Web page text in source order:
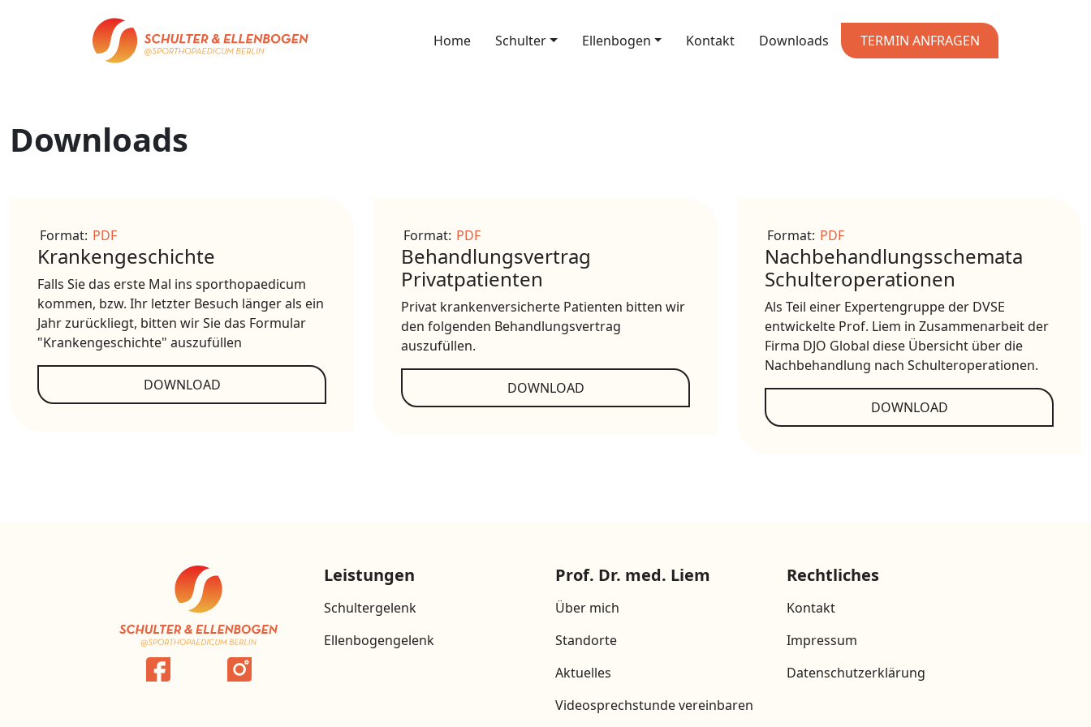
Home Schulter Ellenbogen Kontakt Downloads TERMIN ANFRAGEN
Downloads
Format: PDF
Krankengeschichte
Falls Sie das erste Mal ins sporthopaedicum
kommen, bzw. Ihr letzter Besuch länger als ein
Jahr zurückliegt, bitten wir Sie das Formular
"Krankengeschichte" auszufüllen
DOWNLOAD
Format: PDF
Behandlungsvertrag
Privatpatienten
Privat krankenversicherte Patienten bitten wir
den folgenden Behandlungsvertrag
auszufüllen.
DOWNLOAD
Format: PDF
Nachbehandlungsschemata
Schulteroperationen
Als Teil einer Expertengruppe der DVSE
entwickelte Prof. Liem in Zusammenarbeit der
Firma DJO Global diese Übersicht über die
Nachbehandlung nach Schulteroperationen.
DOWNLOAD
Leistungen
Schultergelenk
Ellenbogengelenk
Prof. Dr. med. Liem
Über mich
Standorte
Aktuelles
Videosprechstunde vereinbaren
Rechtliches
Kontakt
Impressum
Datenschutzerklärung